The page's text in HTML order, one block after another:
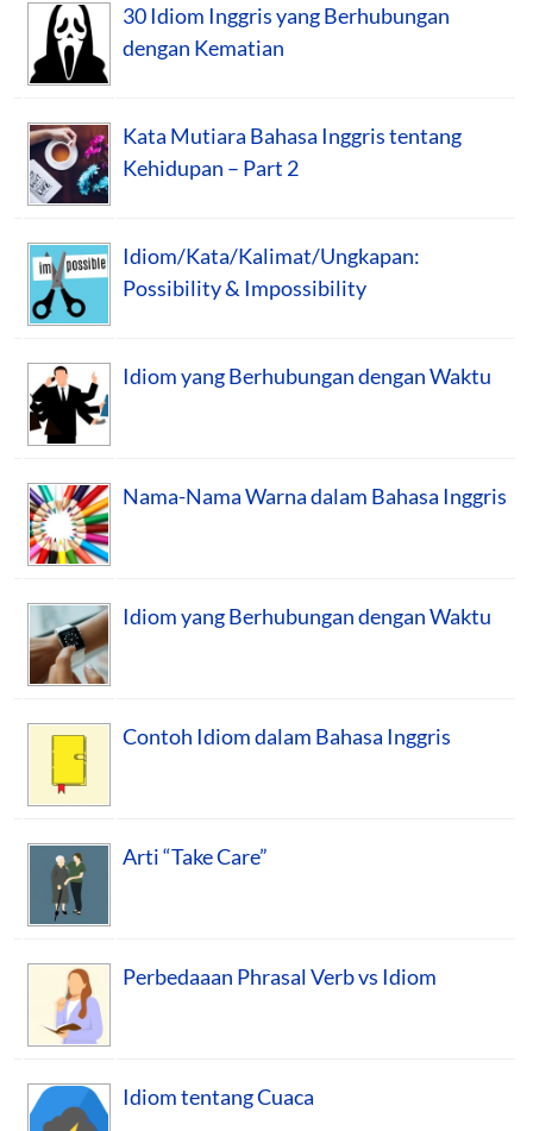
30 Idiom Inggris yang Berhubungan
dengan Kematian
Kata Mutiara Bahasa Inggris tentang
Kehidupan – Part 2
Idiom/Kata/Kalimat/Ungkapan:
Possibility & Impossibility
Idiom yang Berhubungan dengan Waktu
Nama-Nama Warna dalam Bahasa Inggris
Idiom yang Berhubungan dengan Waktu
Contoh Idiom dalam Bahasa Inggris
Arti “Take Care”
Perbedaaan Phrasal Verb vs Idiom
Idiom tentang Cuaca